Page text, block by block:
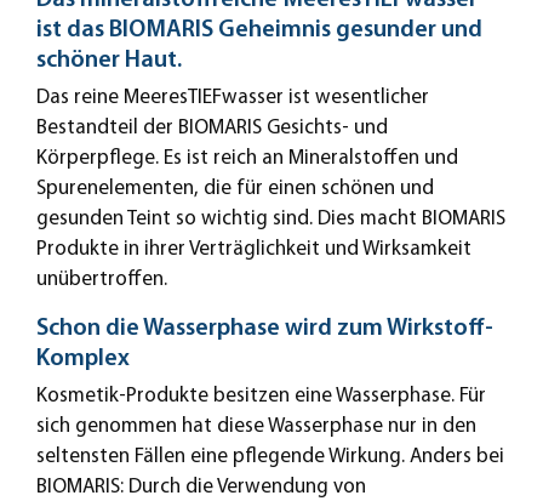
ist das BIOMARIS Geheimnis gesunder und
schöner Haut.
Das reine MeeresTIEFwasser ist wesentlicher
Bestandteil der BIOMARIS Gesichts- und
Körperpflege. Es ist reich an Mineralstoffen und
Spurenelementen, die für einen schönen und
gesunden Teint so wichtig sind. Dies macht BIOMARIS
Produkte in ihrer Verträglichkeit und Wirksamkeit
unübertroffen.
Schon die Wasserphase wird zum Wirkstoff-
Komplex
Kosmetik-Produkte besitzen eine Wasserphase. Für
sich genommen hat diese Wasserphase nur in den
seltensten Fällen eine pflegende Wirkung. Anders bei
BIOMARIS: Durch die Verwendung von